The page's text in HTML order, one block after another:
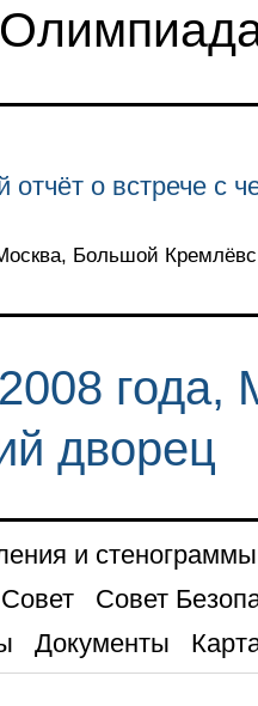
отчёт о встрече
Большой
дворец
и стенограммы
Совет
Документы